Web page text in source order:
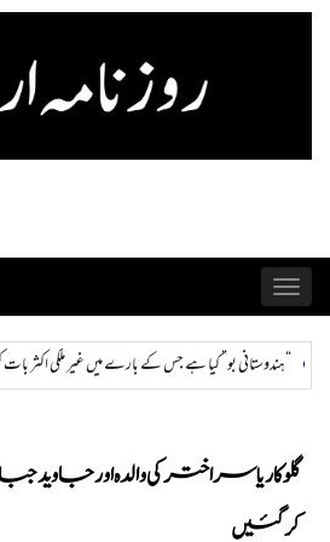
Skip
Toggle
navigation
اکثر بات کرتے ہیں؟ اس بو کو کیسے پہچانا جا سکتا ہے اور ختم
گلوکار یاسر اختر کی والدہ اور جاوید
کرگئیں